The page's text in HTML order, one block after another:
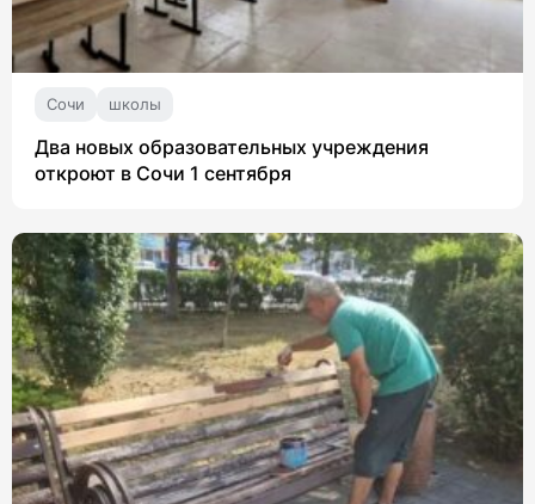
Сочи школы
Два новых образовательных учреждения
откроют в Сочи 1 сентября